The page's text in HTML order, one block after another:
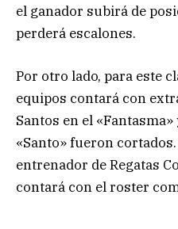
el ganador subirá de
perderá escalones.
Por otro lado, para este
equipos contará con
Santos en el
«Santo» fueron
entrenador de Regatas
contará con el roster